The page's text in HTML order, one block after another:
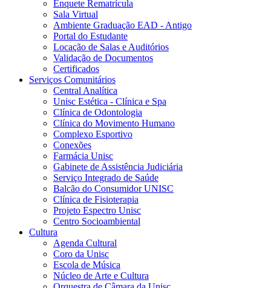
Enquete Rematrícula
Sala Virtual
Ambiente Graduação EAD - Antigo
Portal do Estudante
Locação de Salas e Auditórios
Validação de Documentos
Certificados
Serviços Comunitários
Central Analítica
Unisc Estética - Clínica e Spa
Clínica de Odontologia
Clínica do Movimento Humano
Complexo Esportivo
Conexões
Farmácia Unisc
Gabinete de Assistência Judiciária
Serviço Integrado de Saúde
Balcão do Consumidor UNISC
Clínica de Fisioterapia
Projeto Espectro Unisc
Centro Socioambiental
Cultura
Agenda Cultural
Coro da Unisc
Escola de Música
Núcleo de Arte e Cultura